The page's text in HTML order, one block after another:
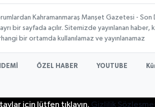
Kahramanmaraş Manşet Gazetesi -
bir sayfada açılır. Sitemizde yayınlanan haber,
bir ortamda kullanılamaz ve yayınlanamaz
ÖZEL HABER YOUTUBE
için lütfen tıklayın. Gizlilik